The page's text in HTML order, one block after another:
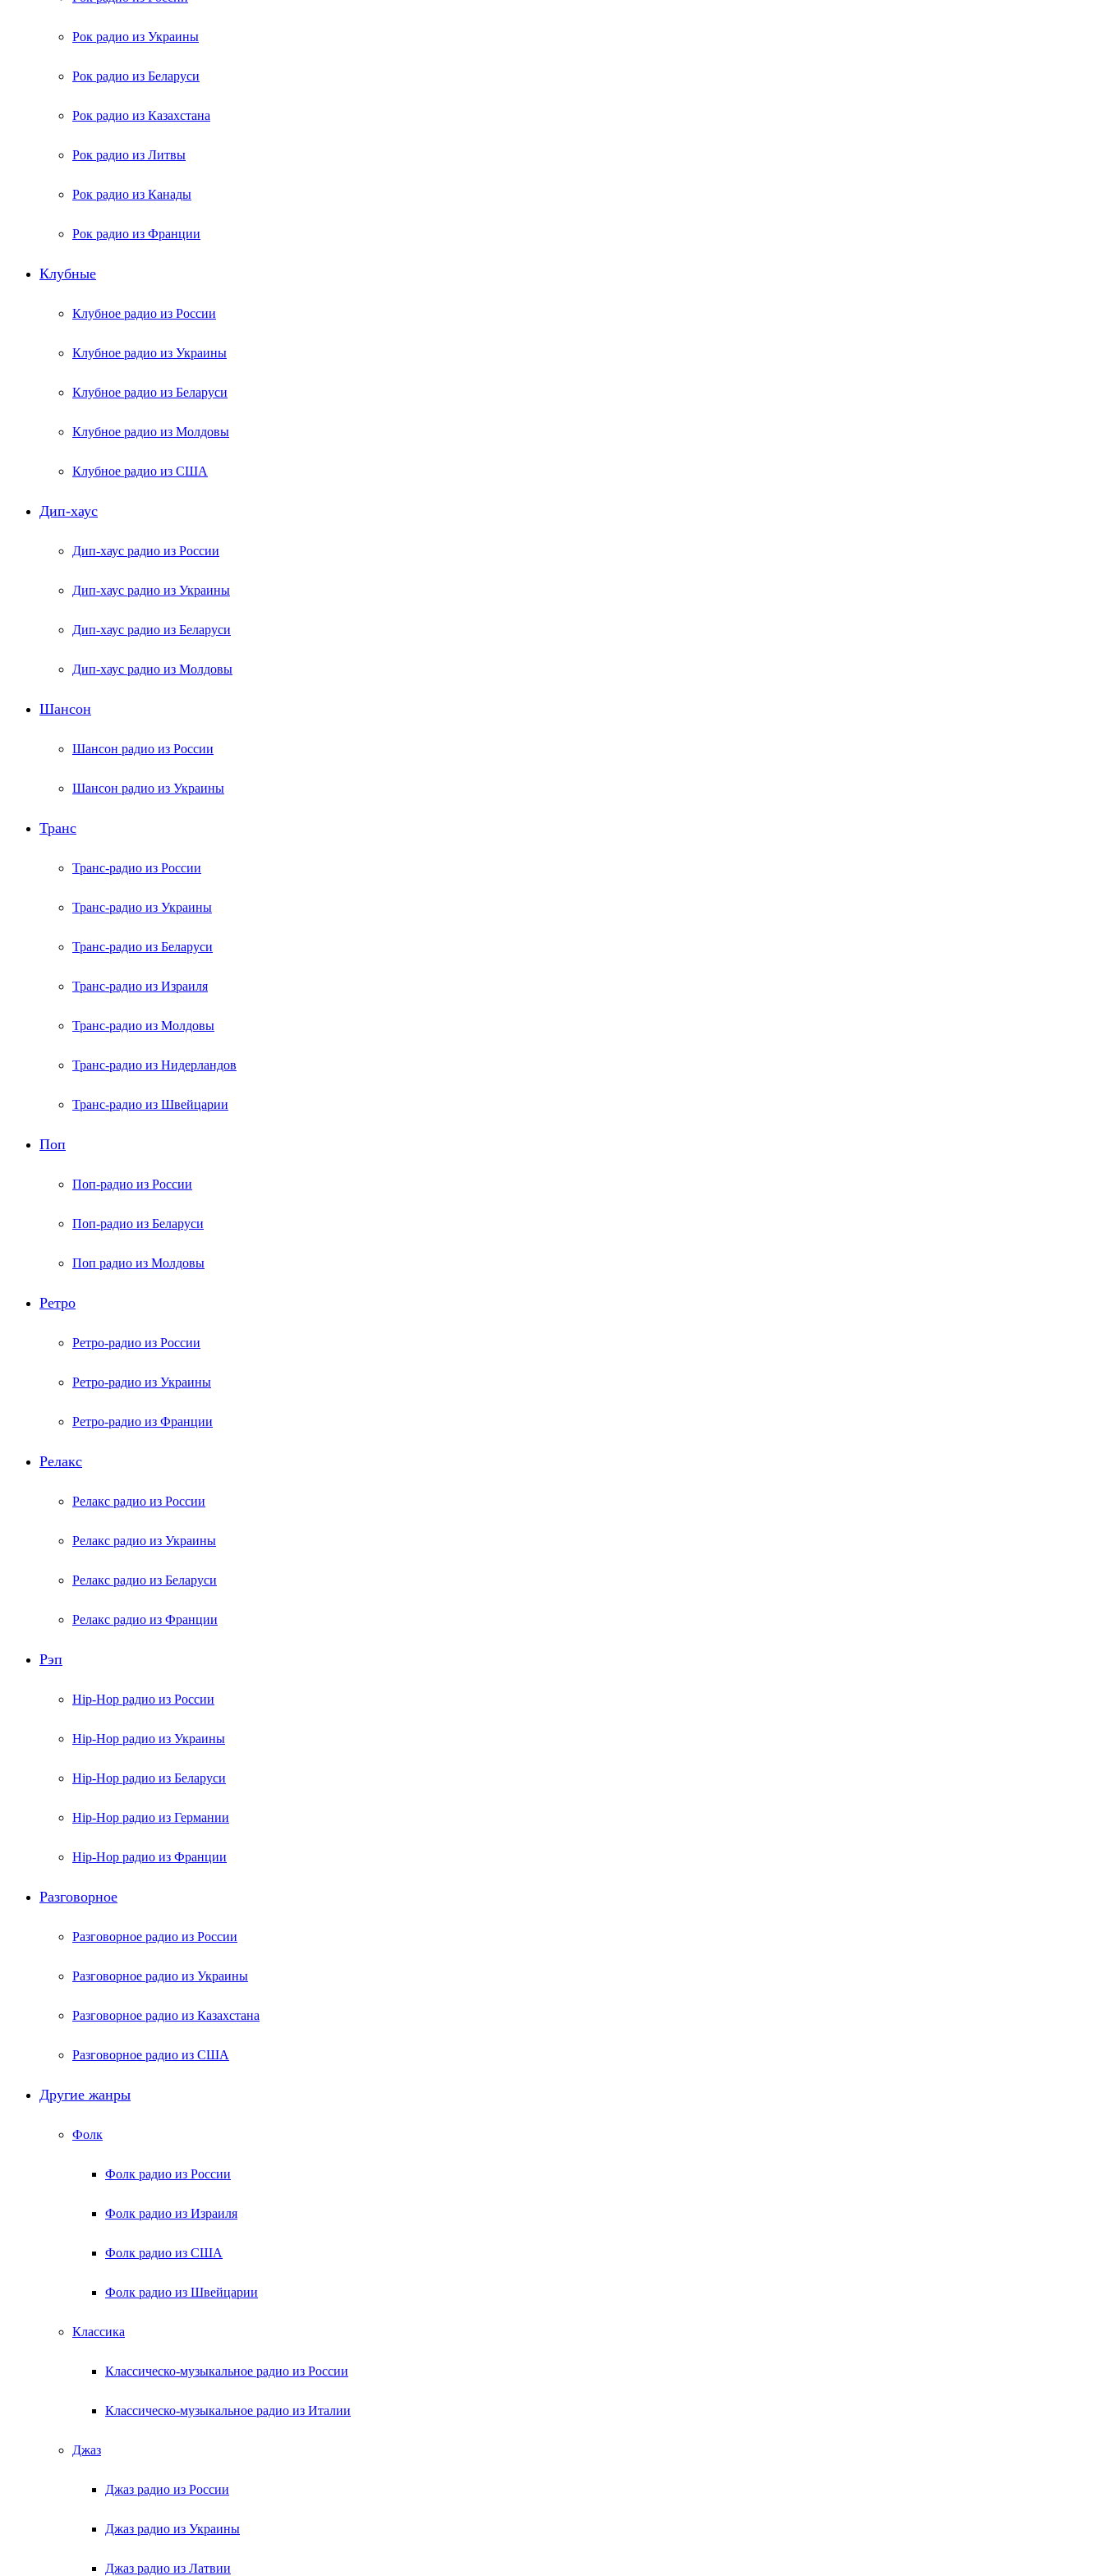
Рок радио из Украины
Рок радио из Беларуси
Рок радио из Казахстана
Рок радио из Литвы
Рок радио из Канады
Рок радио из Франции
Клубные
Клубное радио из России
Клубное радио из Украины
Клубное радио из Беларуси
Клубное радио из Молдовы
Клубное радио из США
Дип-хаус
Дип-хаус радио из России
Дип-хаус радио из Украины
Дип-хаус радио из Беларуси
Дип-хаус радио из Молдовы
Шансон
Шансон радио из России
Шансон радио из Украины
Транс
Транс-радио из России
Транс-радио из Украины
Транс-радио из Беларуси
Транс-радио из Израиля
Транс-радио из Молдовы
Транс-радио из Нидерландов
Транс-радио из Швейцарии
Поп
Поп-радио из России
Поп-радио из Беларуси
Поп радио из Молдовы
Ретро
Ретро-радио из России
Ретро-радио из Украины
Ретро-радио из Франции
Релакс
Релакс радио из России
Релакс радио из Украины
Релакс радио из Беларуси
Релакс радио из Франции
Рэп
Hip-Hop радио из России
Hip-Hop радио из Украины
Hip-Hop радио из Беларуси
Hip-Hop радио из Германии
Hip-Hop радио из Франции
Разговорное
Разговорное радио из России
Разговорное радио из Украины
Разговорное радио из Казахстана
Разговорное радио из США
Другие жанры
Фолк
Фолк радио из России
Фолк радио из Израиля
Фолк радио из США
Фолк радио из Швейцарии
Классика
Классическо-музыкальное радио из России
Классическо-музыкальное радио из Италии
Джаз
Джаз радио из России
Джаз радио из Украины
Джаз радио из Латвии